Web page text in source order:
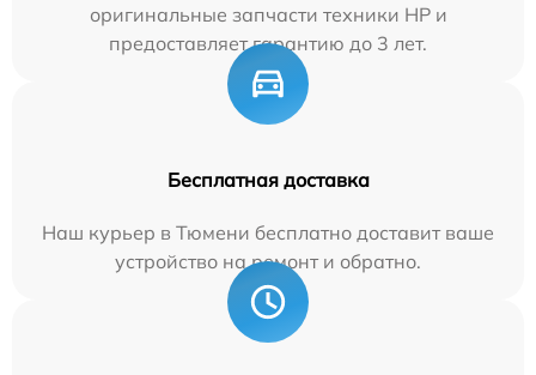
оригинальные запчасти техники HP и
предоставляет гарантию до 3 лет.
Бесплатная доставка
Наш курьер в Тюмени бесплатно доставит ваше
устройство на ремонт и обратно.